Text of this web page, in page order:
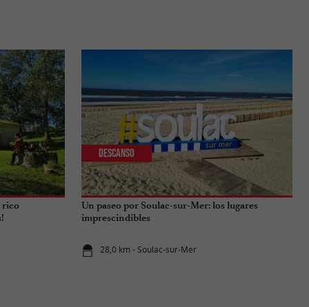
rico
Un paseo por Soulac-sur-Mer: los lugares
imprescindibles
28,0 km - Soulac-sur-Mer
Descanso